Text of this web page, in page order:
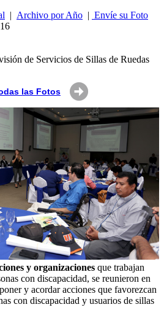
| Archivo por Año | Envíe su Foto
de Servicios de Sillas de Ruedas
las Fotos
y organizaciones que trabajan
con discapacidad, se reunieron en
y acordar acciones que favorezcan
con discapacidad y usuarios de sillas